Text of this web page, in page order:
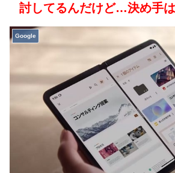
討してるんだけど…決め手
Google